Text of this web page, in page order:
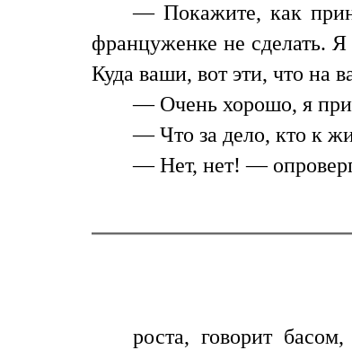
— Покажите, как
француженке не сделать.
Куда ваши, вот эти, что на
— Очень хорошо, я
— Что за дело, кто к
— Нет, нет! —
роста, говорит